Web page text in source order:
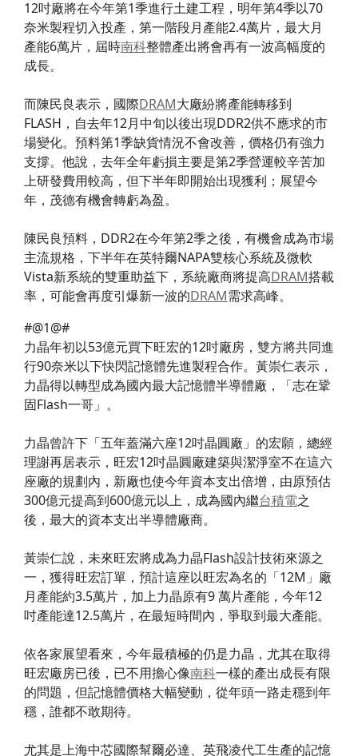
12吋廠將在今年第1季進行土建工程，明年第4季以70
奈米製程切入投產，第一階段月產能2.4萬片，最大月
產能6萬片，屆時南科整體產出將會再有一波高幅度的
成長。
而陳民良表示，國際DRAM大廠紛將產能轉移到
FLASH，自去年12月中旬以後出現DDR2供不應求的市
場變化。預料第1季缺貨情況不會改善，價格仍有強力
支撐。他說，去年全年虧損主要是第2季營運較辛苦加
上研發費用較高，但下半年即開始出現獲利；展望今
年，茂德有機會轉虧為盈。
陳民良預料，DDR2在今年第2季之後，有機會成為市場
主流規格，下半年在英特爾NAPA雙核心系統及微軟
Vista新系統的雙重助益下，系統廠商將提高DRAM搭載
率，可能會再度引爆新一波的DRAM需求高峰。
#@1@#
力晶年初以53億元買下旺宏的12吋廠房，雙方將共同進
行90奈米以下快閃記憶體先進製程合作。黃崇仁表示，
力晶得以轉型成為國內最大記憶體半導體廠，「志在鞏
固Flash一哥」。
力晶曾許下「五年蓋滿六座12吋晶圓廠」的宏願，總經
理謝再居表示，旺宏12吋晶圓廠建築與潔淨室不在這六
座廠的規劃內，新廠也使今年資本支出倍增，由原預估
300億元提高到600億元以上，成為國內繼台積電之
後，最大的資本支出半導體廠商。
黃崇仁說，未來旺宏將成為力晶Flash設計技術來源之
一，獲得旺宏訂單，預計這座以旺宏為名的「12M」廠
月產能約3.5萬片，加上力晶原有9 萬片產能，今年12
吋產能達12.5萬片，在最短時間內，爭取到最大產能。
依各家展望看來，今年最積極的仍是力晶，尤其在取得
旺宏廠房已後，已不用擔心像南科一樣的產出成長有限
的問題，但記憶體價格大幅變動，從年頭一路走穩到年
穩，誰都不敢期待。
尤其是上海中芯國際幫爾必達、英飛凌代工生產的記憶